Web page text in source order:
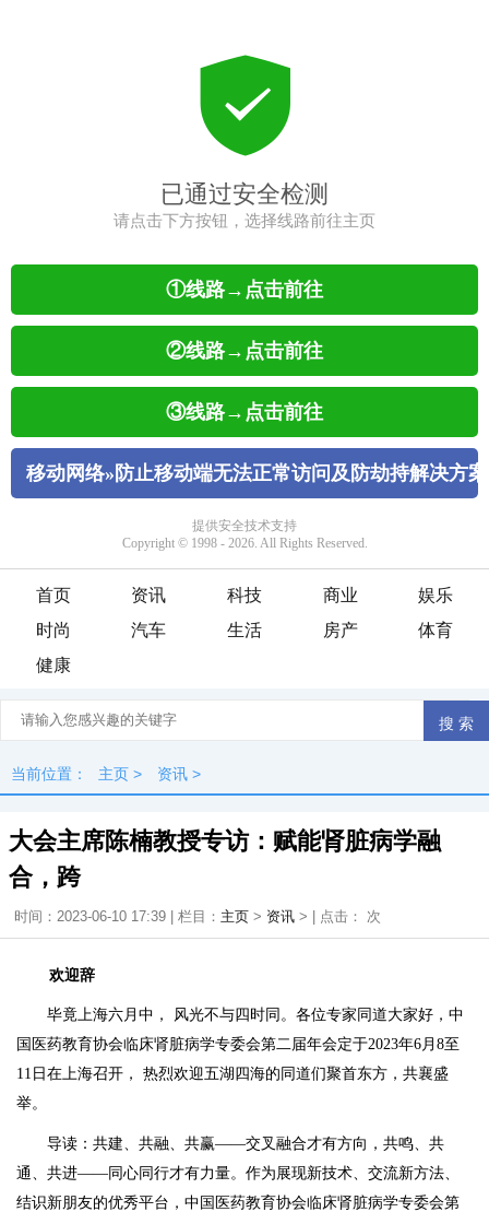
首页 资讯 科技 商业
娱乐
时尚
汽车 生活 房产
体育
健康
当前位置： 主页 > 资讯 >
大会主席陈楠教授专访：赋能肾脏病学融
合，跨
时间：2023-06-10 17:39 | 栏目： 主页 > 资讯 > | 点击： 次
欢迎辞
毕竟上海六月中， 风光不与四时同。各位专家同道大家好，中
国医药教育协会临床肾脏病学专委会第二届年会定于2023年6月8至
11日在上海召开， 热烈欢迎五湖四海的同道们聚首东方，共襄盛
举。
导读：共建、共融、共赢——交叉融合才有方向，共鸣、共
通、共进——同心同行才有力量。作为展现新技术、交流新方法、
结识新朋友的优秀平台，中国医药教育协会临床肾脏病学专委会第